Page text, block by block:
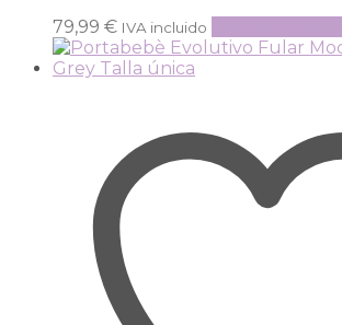
79,99 € IVA incluido